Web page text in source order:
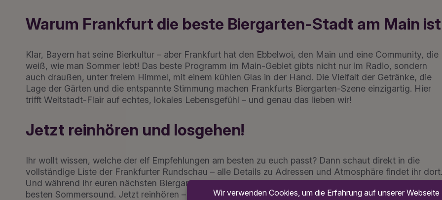
Warum Frankfurt die beste Biergarten-Stadt am Main ist
Klar, Bayern hat seine Bierkultur – aber Frankfurt hat den Ebbelwoi, den Main und eine Community, die
weiß, wie man Sommer lebt! Das beste Programm im Main-Gebiet gibts nicht nur im Radio, sondern
auch draußen, unter freiem Himmel, mit einem kühlen Glas in der Hand. Die Vielfalt der Getränke, die
Lage der Gärten und die entspannte Stimmung machen Frankfurts Biergarten-Szene einzigartig. Hier
trifft Weltstadt-Flair auf echtes, lokales Lebensgefühl – und genau das lieben wir!
Jetzt reinhören und losgehen!
Ihr wollt wissen, welche der elf Empfehlungen am besten zu euch passt? Dann schaut direkt in die
vollständige Liste der Frankfurter Rundschau – alle Details zu Adressen und Atmosphäre findet ihr dort.
Und während ihr euren nächsten Biergarten-Besuch plant, begleitet euch Radio Frankfurt mit dem
besten Sommersound. Jetzt reinhören – und dann raus in den Frankfurter Sommer! 🌞🍺